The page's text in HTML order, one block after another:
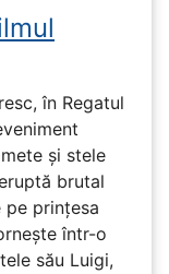
în Regatul
și stele
brutal
pe prinţesa
într-o
său Luigi,